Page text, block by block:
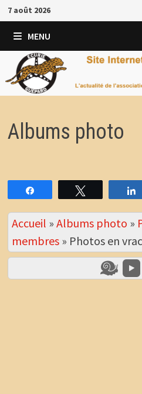
Passer
au
contenu
7 août 2026
MENU
Albums photo
Accueil » Albums photo »
membres» Photos en